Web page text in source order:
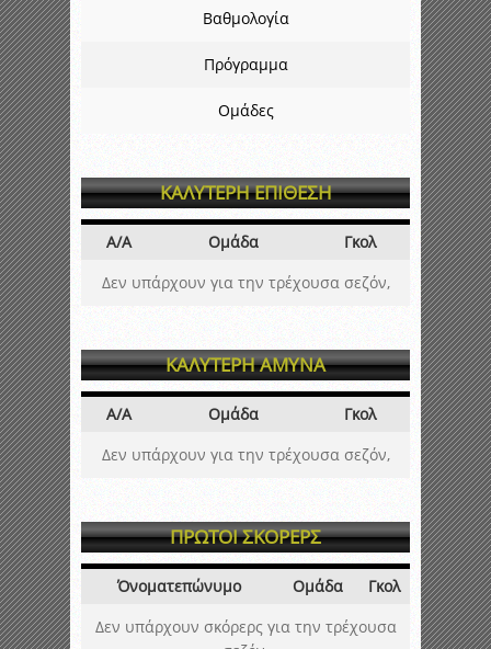
Βαθμολογία
Πρόγραμμα
Ομάδες
ΚΑΛΥΤΕΡΗ ΕΠΙΘΕΣΗ
Α/Α Ομάδα
Γκολ
Δεν υπάρχουν για την τρέχουσα σεζόν,
ΚΑΛΥΤΕΡΗ ΑΜΥΝΑ
Α/Α Ομάδα
Γκολ
Δεν υπάρχουν για την τρέχουσα σεζόν,
ΠΡΩΤΟΙ ΣΚΟΡΕΡΣ
Όνοματεπώνυμο Ομάδα
Γκολ
Δεν υπάρχουν σκόρερς για την τρέχουσα